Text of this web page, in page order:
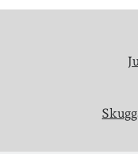
Arkiv